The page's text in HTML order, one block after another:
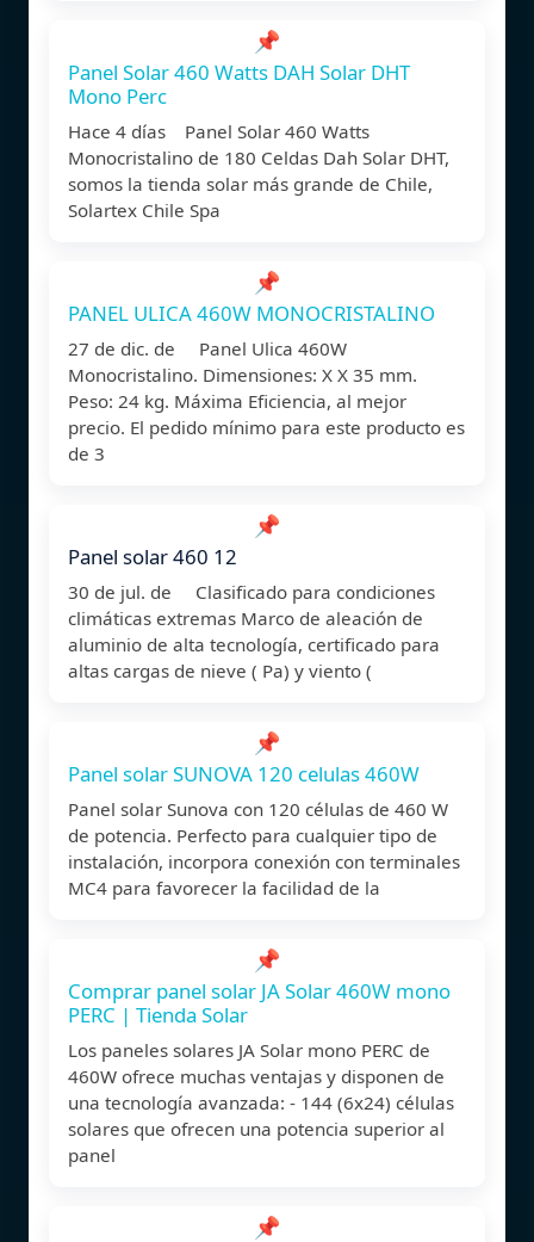
📌
Panel Solar 460 Watts DAH Solar DHT
Mono Perc
Hace 4 días Panel Solar 460 Watts
Monocristalino de 180 Celdas Dah Solar DHT,
somos la tienda solar más grande de Chile,
Solartex Chile Spa
📌
PANEL ULICA 460W MONOCRISTALINO
27 de dic. de Panel Ulica 460W
Monocristalino. Dimensiones: X X 35 mm.
Peso: 24 kg. Máxima Eficiencia, al mejor
precio. El pedido mínimo para este producto es
de 3
📌
Panel solar 460 12
30 de jul. de Clasificado para condiciones
climáticas extremas Marco de aleación de
aluminio de alta tecnología, certificado para
altas cargas de nieve ( Pa) y viento (
📌
Panel solar SUNOVA 120 celulas 460W
Panel solar Sunova con 120 células de 460 W
de potencia. Perfecto para cualquier tipo de
instalación, incorpora conexión con terminales
MC4 para favorecer la facilidad de la
📌
Comprar panel solar JA Solar 460W mono
PERC | Tienda Solar
Los paneles solares JA Solar mono PERC de
460W ofrece muchas ventajas y disponen de
una tecnología avanzada: - 144 (6x24) células
solares que ofrecen una potencia superior al
panel
📌